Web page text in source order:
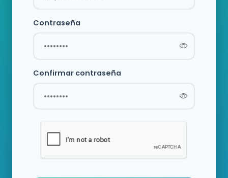
Contraseña
Confirmar contraseña